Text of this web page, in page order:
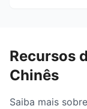
Recursos
Chinês
Saiba mais